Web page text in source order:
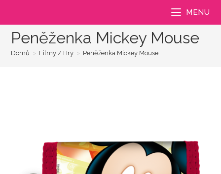
MENU
Peněženka Mickey Mouse
Domů > Filmy / Hry > Peněženka Mickey Mouse